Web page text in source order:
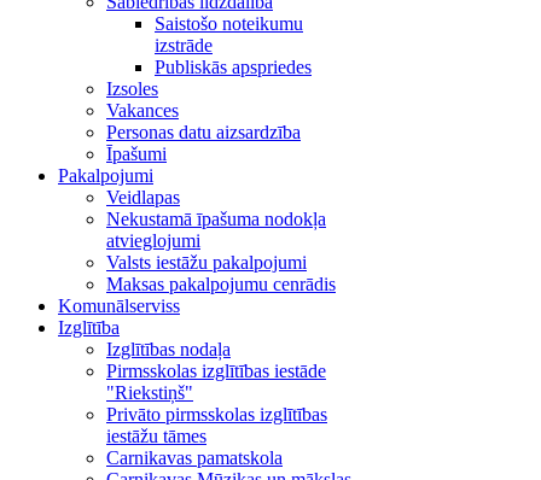
Saistošo noteikumu
izstrāde
Publiskās apspriedes
Izsoles
Vakances
Personas datu aizsardzība
Īpašumi
Pakalpojumi
Veidlapas
Nekustamā īpašuma nodokļa
atvieglojumi
Valsts iestāžu pakalpojumi
Maksas pakalpojumu cenrādis
Komunālserviss
Izglītība
Izglītības nodaļa
Pirmsskolas izglītības iestāde
"Riekstiņš"
Privāto pirmsskolas izglītības
iestāžu tāmes
Carnikavas pamatskola